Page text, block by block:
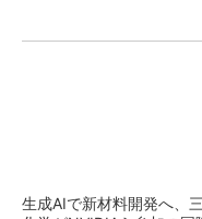
生成AIで新材料開発へ、